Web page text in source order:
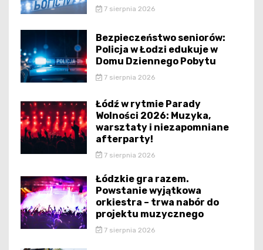
7 sierpnia 2026
Bezpieczeństwo seniorów:
Policja w Łodzi edukuje w
Domu Dziennego Pobytu
7 sierpnia 2026
Łódź w rytmie Parady
Wolności 2026: Muzyka,
warsztaty i niezapomniane
afterparty!
7 sierpnia 2026
Łódzkie gra razem.
Powstanie wyjątkowa
orkiestra – trwa nabór do
projektu muzycznego
7 sierpnia 2026